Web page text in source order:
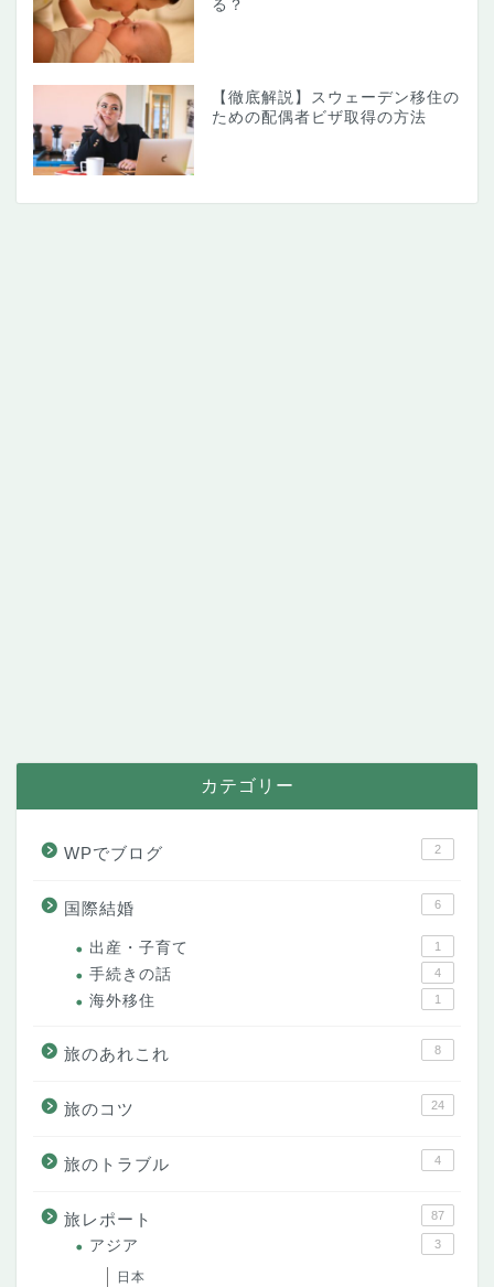
る？
【徹底解説】スウェーデン移住の
ための配偶者ビザ取得の方法
カテゴリー
WPでブログ 2
国際結婚 6
出産・子育て 1
手続きの話 4
海外移住 1
旅のあれこれ 8
旅のコツ 24
旅のトラブル 4
旅レポート 87
アジア 3
日本